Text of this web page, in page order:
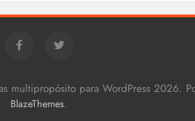
multipropósito para WordPress 2026.
BlazeThemes.